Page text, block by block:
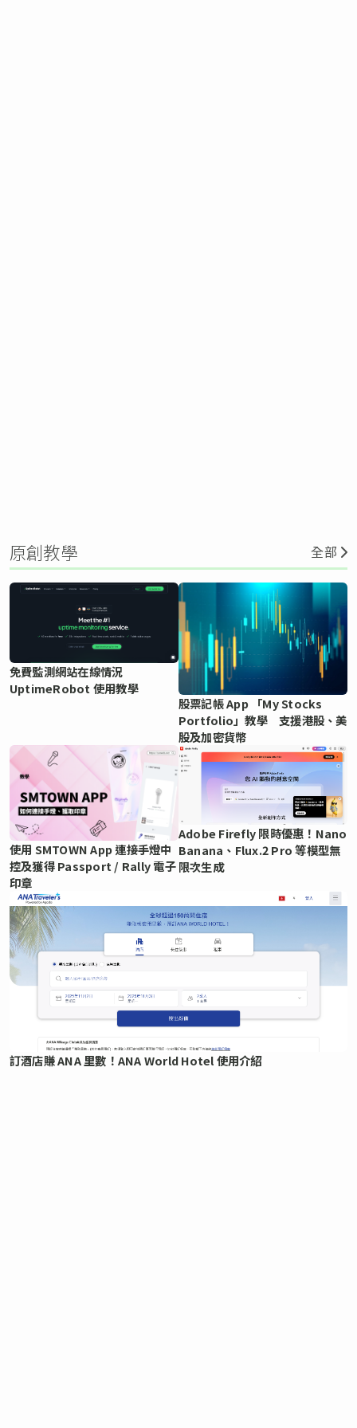
原創教學 全部
免費監測網站在線情況
UptimeRobot 使用教學
股票記帳 App 「My Stocks
Portfolio」教學 支援港股、美
股及加密貨幣
使用 SMTOWN App 連接手燈中
控及獲得 Passport / Rally 電子
印章
Adobe Firefly 限時優惠！Nano
Banana、Flux.2 Pro 等模型無
限次生成
訂酒店賺 ANA 里數！ANA World Hotel 使用介紹